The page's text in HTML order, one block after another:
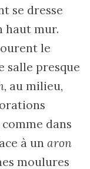
se dresse
haut mur.
le
salle presque
, au milieu,
dans
à un aron
moulures